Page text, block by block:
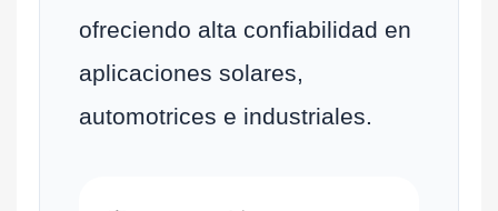
ofreciendo alta confiabilidad en
aplicaciones solares,
automotrices e industriales.